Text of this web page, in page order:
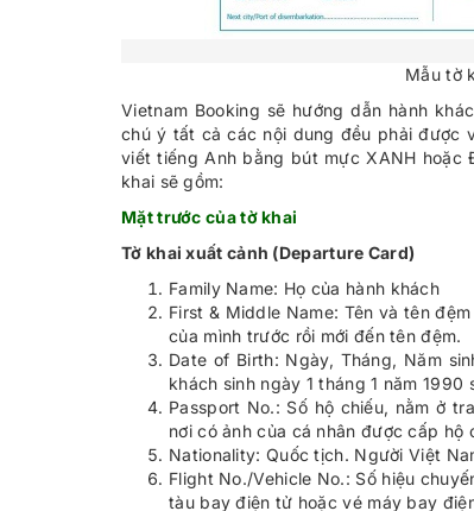
Mẫu tờ
Vietnam Booking sẽ hướng dẫn hành
chú ý tất cả các nội dung đều phải được
viết tiếng Anh bằng bút mực XANH
khai sẽ gồm:
Mặt trước của tờ khai
Tờ khai xuất cảnh (Departure Card)
Family Name: Họ của hành khách
First & Middle Name: Tên và tên
của mình trước rồi mới đến tên đệm.
Date of Birth: Ngày, Tháng, Năm
khách sinh ngày 1 tháng 1 năm 1990
Passport No.: Số hộ chiếu, nằm ở
nơi có ảnh của cá nhân được cấp hộ
Nationality: Quốc tịch. Người Việt
Flight No./Vehicle No.: Số hiệu
tàu bay điện tử hoặc vé máy bay